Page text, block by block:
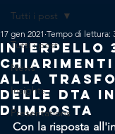
Tutti i post
News
Insights
Presentations
Tutti i post
Interpello
alla
delle DTA
d'imposta
17 gen 2021 Tempo di lettura:
Con la risposta